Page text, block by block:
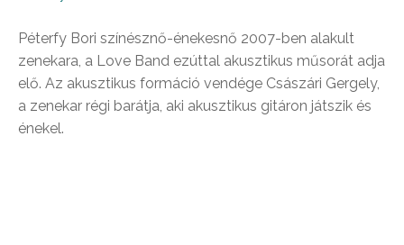
Péterfy Bori színésznő-énekesnő 2007-ben alakult
zenekara, a Love Band ezúttal akusztikus műsorát adja
elő. Az akusztikus formáció vendége Császári Gergely,
a zenekar régi barátja, aki akusztikus gitáron játszik és
énekel.